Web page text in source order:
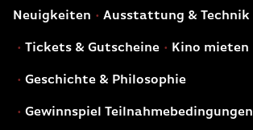
Neuigkeiten Ausstattung & Technik
Tickets & Gutscheine Kino mieten
Geschichte & Philosophie
Gewinnspiel Teilnahmebedingungen